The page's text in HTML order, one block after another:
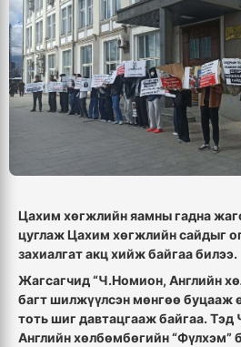
Цахим хөгжлийн яамны гадна
цуглаж Цахим хөгжлийн сайдыг
захиалгат акц хийж байгаа билээ.
Жагсагчид “Ч.Номион, Английн
багт шилжүүлсэн мөнгөө буцааж
тоть шиг давтацгааж байгаа.
Английн хөлбөмбөгийн “Фүлхэм”